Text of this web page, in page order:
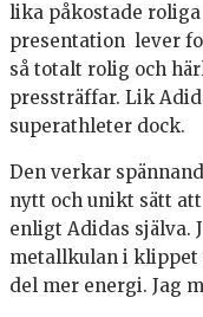
lika påkostade
presentation lever
så totalt rolig och
pressträffar. Lik
superathleter dock.
Den verkar
nytt och unikt sätt
enligt Adidas själva.
metallkulan i klippet
del mer energi. Jag